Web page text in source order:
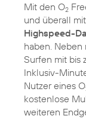
Mit den O2
und überall
Highspeed-
haben.
Surfen mit bis
Inklusiv-
Nutzer eines O
kostenlose
weiteren